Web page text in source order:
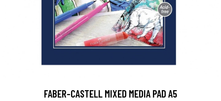
FABER-CASTELL MIXED MEDIA PAD A5